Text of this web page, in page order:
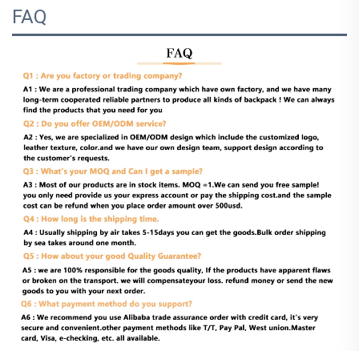
FAQ